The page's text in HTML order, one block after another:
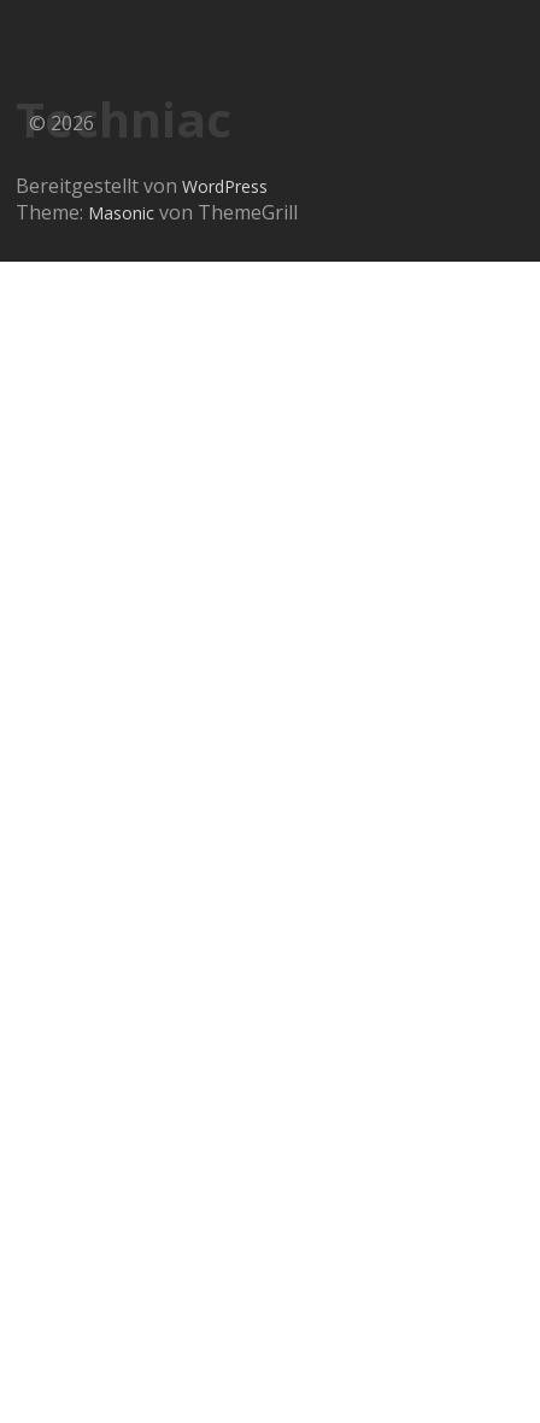
Techniac
© 2026
Bereitgestellt vonWordPress
Theme: Masonic von ThemeGrill